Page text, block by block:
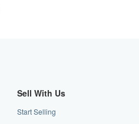
Sell With Us
Start Selling